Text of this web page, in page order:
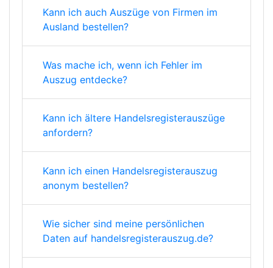
Kann ich auch Auszüge von Firmen im
Ausland bestellen?
Was mache ich, wenn ich Fehler im
Auszug entdecke?
Kann ich ältere Handelsregisterauszüge
anfordern?
Kann ich einen Handelsregisterauszug
anonym bestellen?
Wie sicher sind meine persönlichen
Daten auf handelsregisterauszug.de?